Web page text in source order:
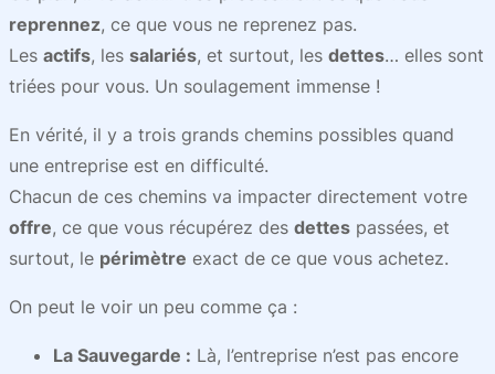
reprennez, ce que vous ne reprenez pas.
Les actifs, les salariés, et surtout, les dettes… elles sont
triées pour vous. Un soulagement immense !
En vérité, il y a trois grands chemins possibles quand
une entreprise est en difficulté.
Chacun de ces chemins va impacter directement votre
offre, ce que vous récupérez des dettes passées, et
surtout, le périmètre exact de ce que vous achetez.
On peut le voir un peu comme ça :
La Sauvegarde : Là, l’entreprise n’est pas encore